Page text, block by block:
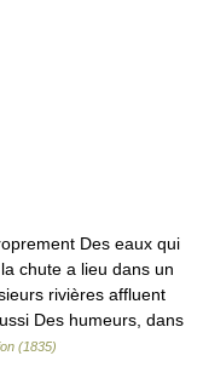
Des eaux qui
chute a lieu dans un
rivières affluent
Des humeurs, dans
(1835)